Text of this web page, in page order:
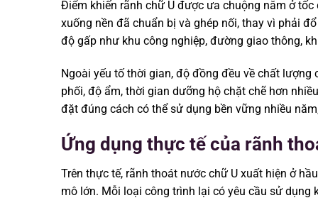
Điểm khiến rãnh chữ U được ưa chuộng nằm ở
xuống nền đã chuẩn bị và ghép nối, thay vì phải
độ gấp như khu công nghiệp, đường giao thông,
Ngoài yếu tố thời gian, độ đồng đều về chất
phối, độ ẩm, thời gian dưỡng hộ chặt chẽ hơn
đặt đúng cách có thể sử dụng bền vững nhiều
Ứng dụng thực tế của rãnh
Trên thực tế, rãnh thoát nước chữ U xuất hiện ở
mô lớn. Mỗi loại công trình lại có yêu cầu sử dụng